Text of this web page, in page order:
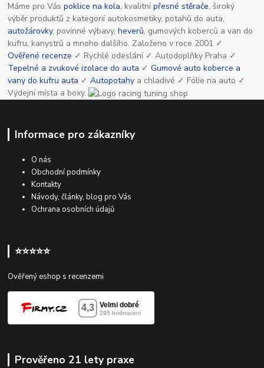
Máme pro Váspoklice na kola, kvalitnípřesné stěrače, široký
výběr produktů z kategorií autokosmetiky, potahů do auta,
autožárovky, povinné výbavy,heverů, gumových koberců a van do
kufru, kanystrů a mnoho dalšího. Založeno v roce 2001 ✓
Ověřené recenze ✓ Rychlé odeslání ✓ Autodoplňky Praha ✓
Tepelné a zvukové izolace do auta ✓Gumové auto koberce a
vany do kufru auta ✓Autopotahy a chladivé ✓ Fólie na auto ✓
Výdejní místa a boxy.
Informace pro zákazníky
O nás
Obchodní podmínky
Kontakty
Návody, články, blog pro Vás
Ochrana osobních údajů
⭐⭐⭐⭐⭐
Ověřený eshop s recenzemi
Prověřeno 21 lety praxe